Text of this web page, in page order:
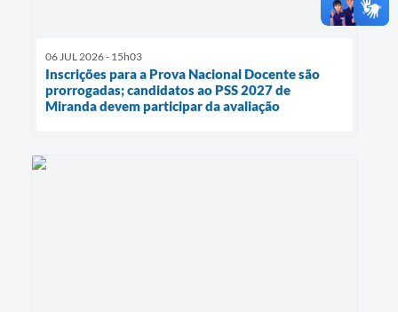
06 JUL 2026 - 15h03
Inscrições para a Prova Nacional Docente são
prorrogadas; candidatos ao PSS 2027 de
Miranda devem participar da avaliação